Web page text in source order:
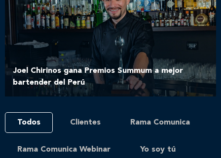
Joel Chirinos gana Premios Summum a mejor
bartender del Perú
Todos Clientes Rama Comunica
Rama Comunica Webinar Yo soy tú